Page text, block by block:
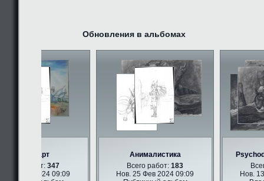
Обновления в альбомах
347
Фев 2024 09:09
Анималистика
Всего работ:183
Нов. 25 Фев 2024 09:09
Нов. 13